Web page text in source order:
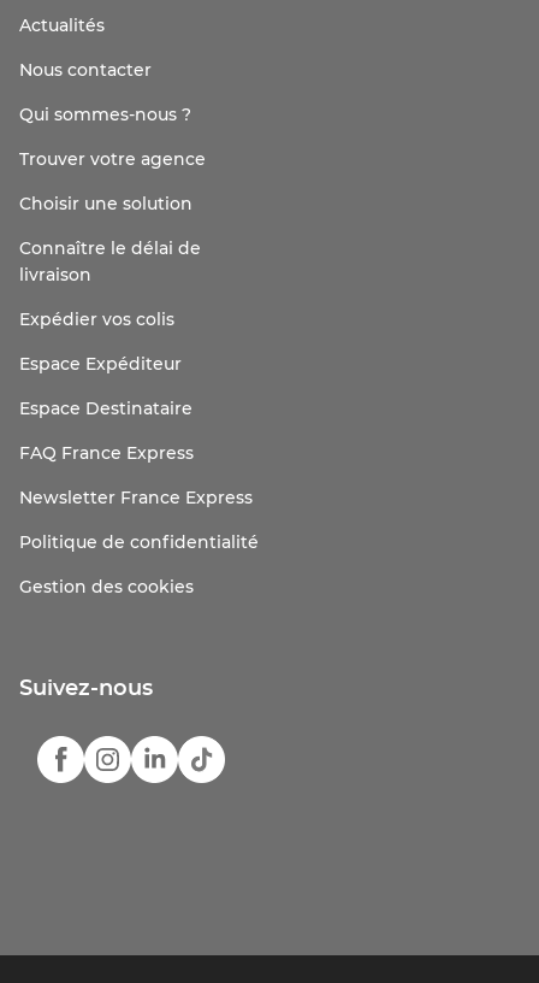
Actualités
Nous contacter
Qui sommes-nous ?
Trouver votre agence
Choisir une solution
Connaître le délai de
livraison
Expédier vos colis
Espace Expéditeur
Espace Destinataire
FAQ France Express
Newsletter France Express
Politique de confidentialité
Gestion des cookies
Suivez-nous